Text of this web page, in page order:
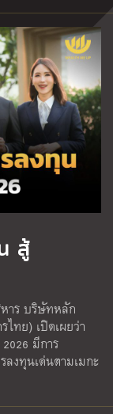
สู้
าร บริษัทหลัก
ทย) เปิดเผยว่า
มีการ
ลงทุนเด่นตามเมกะ